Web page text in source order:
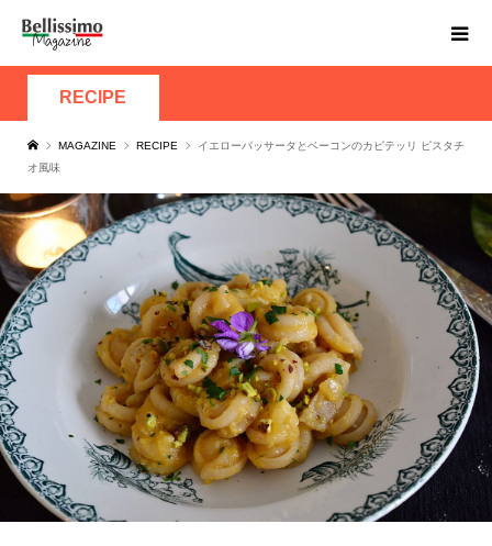
RECIPE
MAGAZINE RECIPE
イエローパッサータとベーコンのカピテッリ ピスタチ
オ風味